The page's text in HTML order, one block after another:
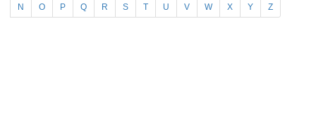
N O P Q R S T U V W X Y Z